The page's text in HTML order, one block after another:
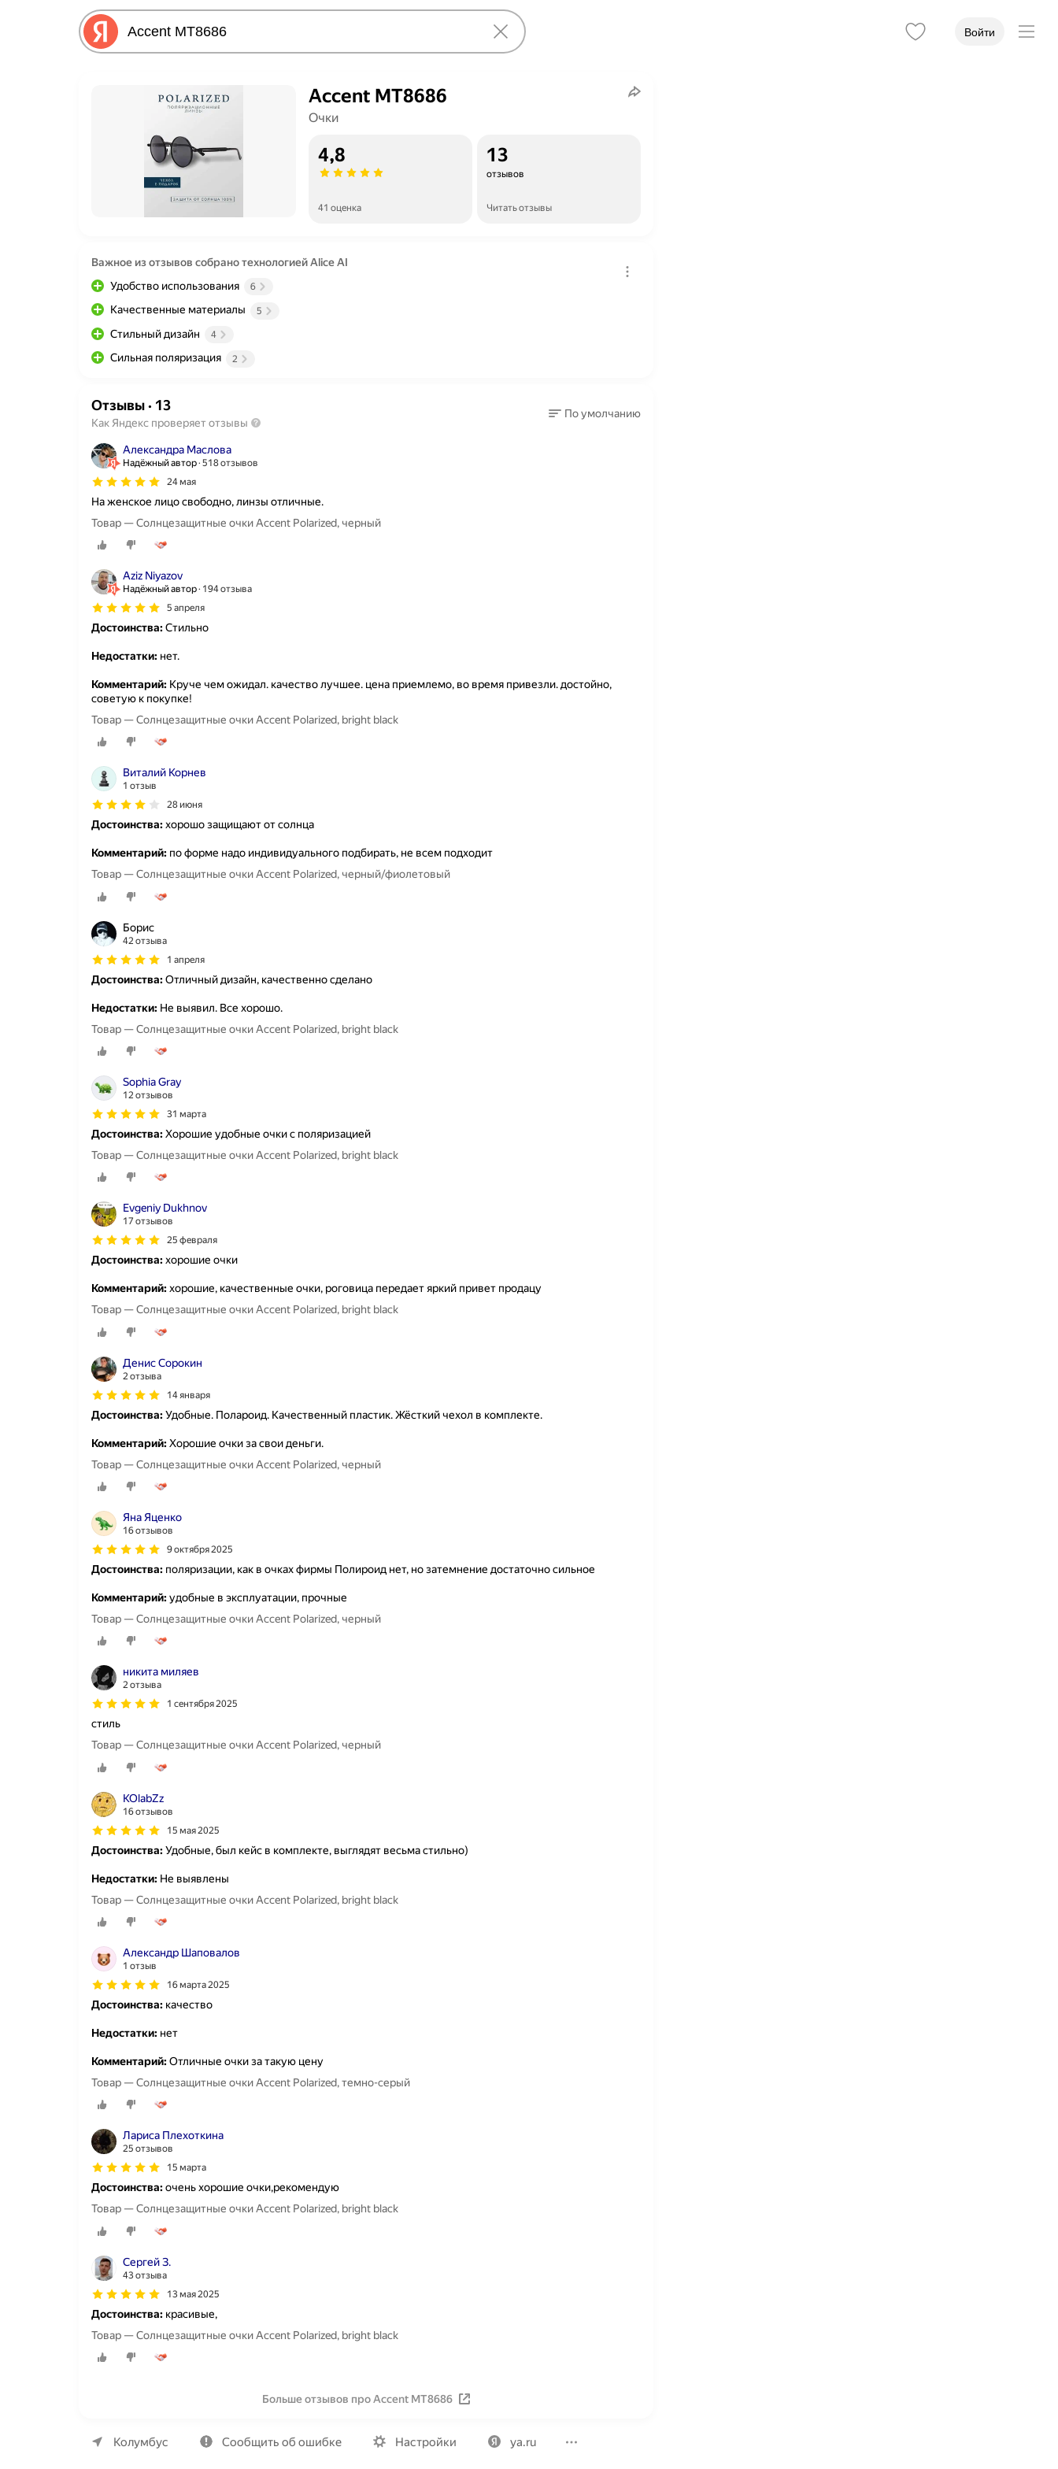
Войти
Accent MT8686
Очки
4,8
41 оценка
13
отзывов
Читать отзывы
Важное из отзывов собрано технологией Alice AI
Удобство использования
6
Качественные материалы 5
Стильный дизайн 4
Сильная поляризация 2
Отзывы· 13
Как Яндекс проверяет отзывы
По умолчанию
Александра Маслова
Надёжный автор 518 отзывов
24 мая
На женское лицо свободно, линзы отличные.
Товар — Солнцезащитные очки Accent Polarized, черный
Aziz Niyazov
Надёжный автор 194 отзыва
5 апреля
Достоинства:Стильно
Недостатки: нет.
Комментарий: Круче чем ожидал. качество лучшее. цена приемлемо, во время привезли. достойно,
советую к покупке!
Товар — Солнцезащитные очки Accent Polarized, bright black
Виталий Корнев
1 отзыв
28 июня
Достоинства:хорошо защищают от солнца
Комментарий: по форме надо индивидуального подбирать, не всем подходит
Товар — Солнцезащитные очки Accent Polarized, черный/фиолетовый
Борис
42 отзыва
1 апреля
Достоинства:Отличный дизайн, качественно сделано
Недостатки: Не выявил. Все хорошо.
Товар — Солнцезащитные очки Accent Polarized, bright black
Sophia Gray
12 отзывов
31 марта
Достоинства:Хорошие удобные очки с поляризацией
Товар — Солнцезащитные очки Accent Polarized, bright black
Evgeniy Dukhnov
17 отзывов
25 февраля
Достоинства:хорошие очки
Комментарий:хорошие, качественные очки, роговица передает яркий привет продацу
Товар — Солнцезащитные очки Accent Polarized, bright black
Денис Сорокин
2 отзыва
14 января
Достоинства:Удобные. Полароид. Качественный пластик. Жёсткий чехол в комплекте.
Комментарий:Хорошие очки за свои деньги.
Товар — Солнцезащитные очки Accent Polarized, черный
Яна Яценко
16 отзывов
9 октября 2025
Достоинства: поляризации, как в очках фирмы Полироид нет, но затемнение достаточно сильное
Комментарий:удобные в эксплуатации, прочные
Товар — Солнцезащитные очки Accent Polarized, черный
никита миляев
2 отзыва
1 сентября 2025
стиль
Товар — Солнцезащитные очки Accent Polarized, черный
KOlabZz
16 отзывов
15 мая 2025
Достоинства:Удобные, был кейс в комплекте, выглядят весьма стильно)
Недостатки: Не выявлены
Товар — Солнцезащитные очки Accent Polarized, bright black
Александр Шаповалов
1 отзыв
16 марта 2025
Достоинства: качество
Недостатки: нет
Комментарий:Отличные очки за такую цену
Товар — Солнцезащитные очки Accent Polarized, темно-серый
Лариса Плехоткина
25 отзывов
15 марта
Достоинства:очень хорошие очки,рекомендую
Товар — Солнцезащитные очки Accent Polarized, bright black
Сергей З.
43 отзыва
13 мая 2025
Достоинства: красивые,
Товар — Солнцезащитные очки Accent Polarized, bright black
Больше отзывов про Accent MT8686
Колумбус Сообщить об ошибке Настройки ya.ru